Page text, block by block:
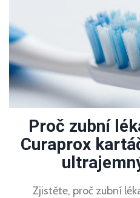
Proč zubní
Curaprox
Zjistěte, proč zubní